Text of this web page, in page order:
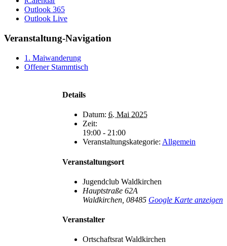
Outlook 365
Outlook Live
Veranstaltung-Navigation
1. Maiwanderung
Offener Stammtisch
Details
Datum: 6. Mai 2025
Zeit:
19:00 - 21:00
Veranstaltungskategorie: Allgemein
Veranstaltungsort
Jugendclub Waldkirchen
Hauptstraße 62A
Waldkirchen 08485 Google Karte anzeigen
Veranstalter
Ortschaftsrat Waldkirchen